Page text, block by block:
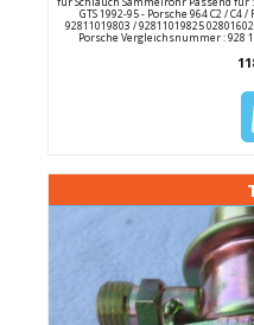
GTS 1992-95 - Porsche 964 C2 /
92811019803 / 92811019825
Porsche Vergleichsnummer : 928